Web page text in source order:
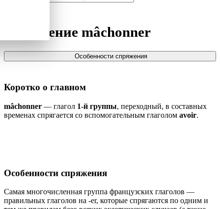
Спряжение mâchonner
Особенности спряжения
Коротко о главном
mâchonner — глагол 1-й группы, переходный, в составных
временах спрягается со вспомогательным глаголом avoir.
Особенности спряжения
Самая многочисленная группа французских глаголов —
правильных глаголов на -er, которые спрягаются по одним и